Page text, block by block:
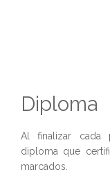
Diploma
Al finalizar cada
diploma que
marcados.